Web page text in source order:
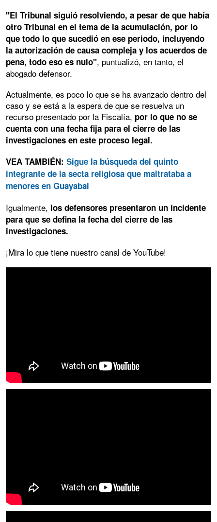
"El Tribunal siguió resolviendo, a pesar de que había
otro Tribunal en el tema de la acumulación, por lo
que todo lo que sucedió en ese periodo, incluyendo
la autorización de causa compleja y los acuerdos de
pena, todo eso es nulo", puntualizó, en tanto, el
abogado defensor.
Actualmente, es poco lo que se ha avanzado dentro del
caso y se está a la espera de que se resuelva un
recurso presentado por la Fiscalía, por lo que no se
cuenta con una fecha fija para el cierre de las
investigaciones en este proceso legal.
VEA TAMBIÉN: Sigue la búsqueda del quinto
integrante de la secta religiosa que maltrataba a
menores en Guayabal
Igualmente, los defensores presentaron un incidente
para que se defina la fecha del cierre de las
investigaciones.
¡Mira lo que tiene nuestro canal de YouTube!